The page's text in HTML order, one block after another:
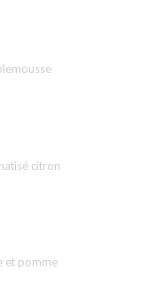
citron
et pomme